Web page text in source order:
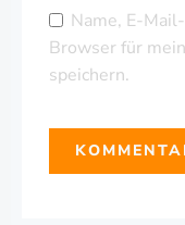
Name, E-
Browser für
speichern.